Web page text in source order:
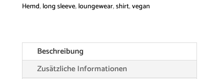
Hemd, long sleeve, loungewear,shirt,vegan
Beschreibung
Zusätzliche Informationen